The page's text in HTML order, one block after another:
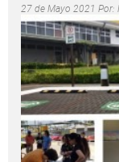
27 de Mayo 2021 Por: